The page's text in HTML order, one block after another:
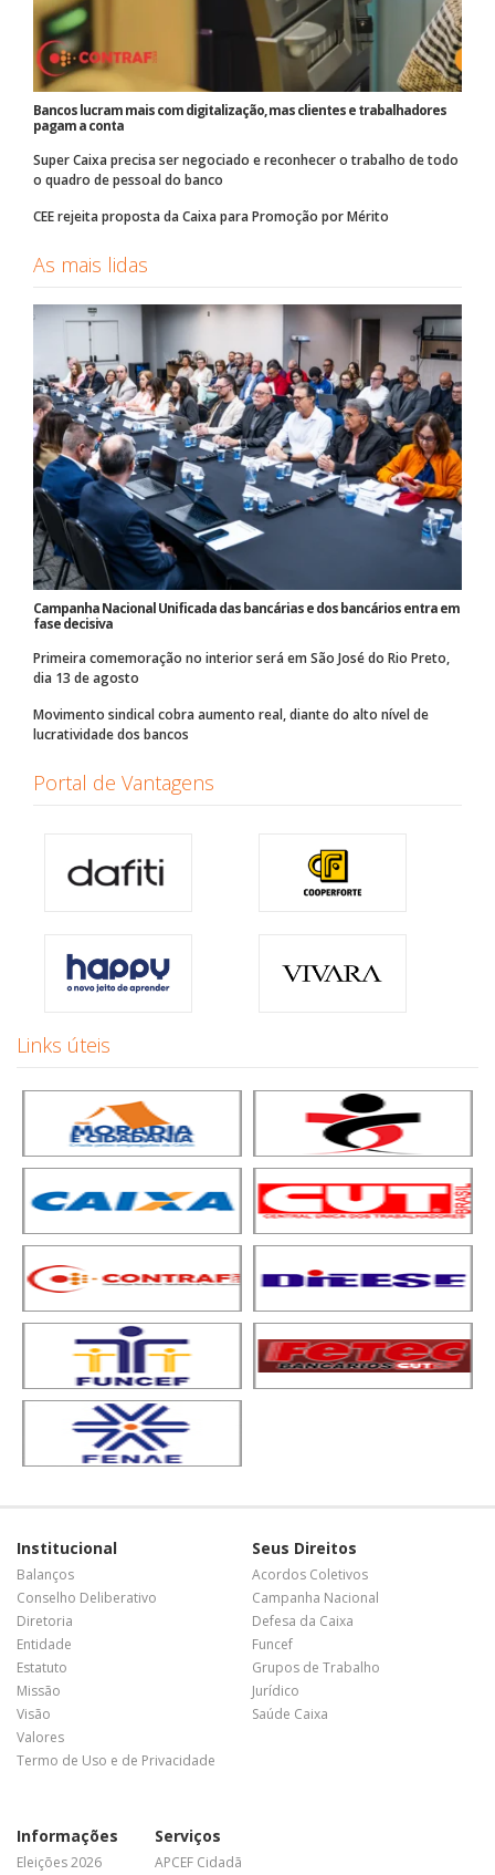
Bancos lucram mais com digitalização, mas clientes e trabalhadores
pagam a conta
Super Caixa precisa ser negociado e reconhecer o trabalho de todo
o quadro de pessoal do banco
CEE rejeita proposta da Caixa para Promoção por Mérito
As mais lidas
Campanha Nacional Unificada das bancárias e dos bancários entra em
fase decisiva
Primeira comemoração no interior será em São José do Rio Preto,
dia 13 de agosto
Movimento sindical cobra aumento real, diante do alto nível de
lucratividade dos bancos
Portal de Vantagens
Links úteis
Institucional
Balanços
Conselho Deliberativo
Diretoria
Entidade
Estatuto
Missão
Visão
Valores
Termo de Uso e de Privacidade
Seus Direitos
Acordos Coletivos
Campanha Nacional
Defesa da Caixa
Funcef
Grupos de Trabalho
Jurídico
Saúde Caixa
Informações
Eleições 2026
Serviços
APCEF Cidadã